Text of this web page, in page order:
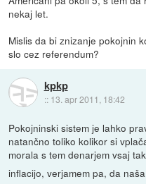
nekaj let.
Mislis da bi znizanje pokojnin
slo cez referendum?
kpkp
:: 13. apr 2011, 18:42
Pokojninski sistem je lahko
natančno toliko kolikor si
morala s tem denarjem vsaj
inflacijo, verjamem pa, da